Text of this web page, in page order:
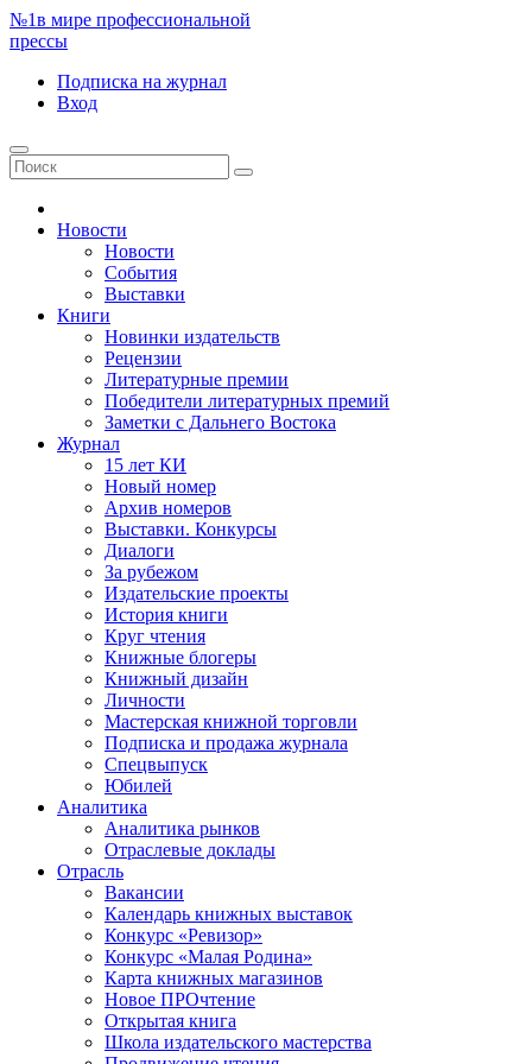
№1в мире профессиональной
прессы
Подписка на журнал
Вход
Новости
Новости
События
Выставки
Книги
Новинки издательств
Рецензии
Литературные премии
Победители литературных премий
Заметки с Дальнего Востока
Журнал
15 лет КИ
Новый номер
Архив номеров
Выставки. Конкурсы
Диалоги
За рубежом
Издательские проекты
История книги
Круг чтения
Книжные блогеры
Книжный дизайн
Личности
Мастерская книжной торговли
Подписка и продажа журнала
Спецвыпуск
Юбилей
Аналитика
Аналитика рынков
Отраслевые доклады
Отрасль
Вакансии
Календарь книжных выставок
Конкурс «Ревизор»
Конкурс «Малая Родина»
Карта книжных магазинов
Новое ПРОчтение
Открытая книга
Школа издательского мастерства